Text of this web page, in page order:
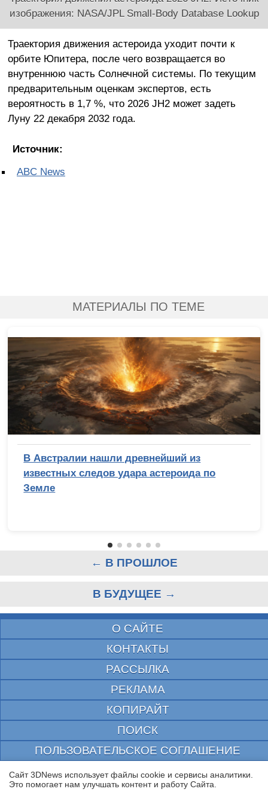
изображения: NASA/JPL Small-Body Database Lookup
Траектория движения астероида уходит почти к
орбите Юпитера, после чего возвращается во
внутреннюю часть Солнечной системы. По текущим
предварительным оценкам экспертов, есть
вероятность в 1,7 %, что 2026 JH2 может задеть
Луну 22 декабря 2032 года.
Источник:
ABC News
МАТЕРИАЛЫ ПО ТЕМЕ
В Австралии нашли древнейший из
известных следов удара астероида по
Земле
← В ПРОШЛОЕ
В БУДУЩЕЕ →
О САЙТЕ
КОНТАКТЫ
РАССЫЛКА
РЕКЛАМА
КОПИРАЙТ
ПОИСК
ПОЛЬЗОВАТЕЛЬСКОЕ СОГЛАШЕНИЕ
ЗАЩИЩЕНО CURATOR
© 1997—2026 Электронное периодическое издание "3ДНьюс" | Свидетельство о
Сайт 3DNews использует файлы cookie и сервисы аналитики.
Это помогает нам улучшать контент и работу Cайта.